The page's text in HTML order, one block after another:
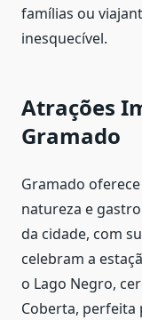
famílias ou
inesquecível.
Atrações
Gramado
Gramado
natureza e
da cidade, com
celebram a
o Lago Negro,
Coberta, perfeita